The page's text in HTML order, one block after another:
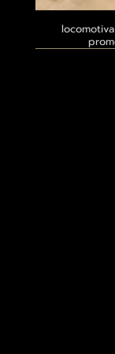
Orquídea
Belíssima
Belíssima